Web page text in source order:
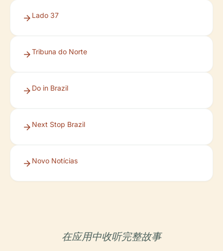
Lado 37
Tribuna do Norte
Do in Brazil
Next Stop Brazil
Novo Notícias
在应用中收听完整故事